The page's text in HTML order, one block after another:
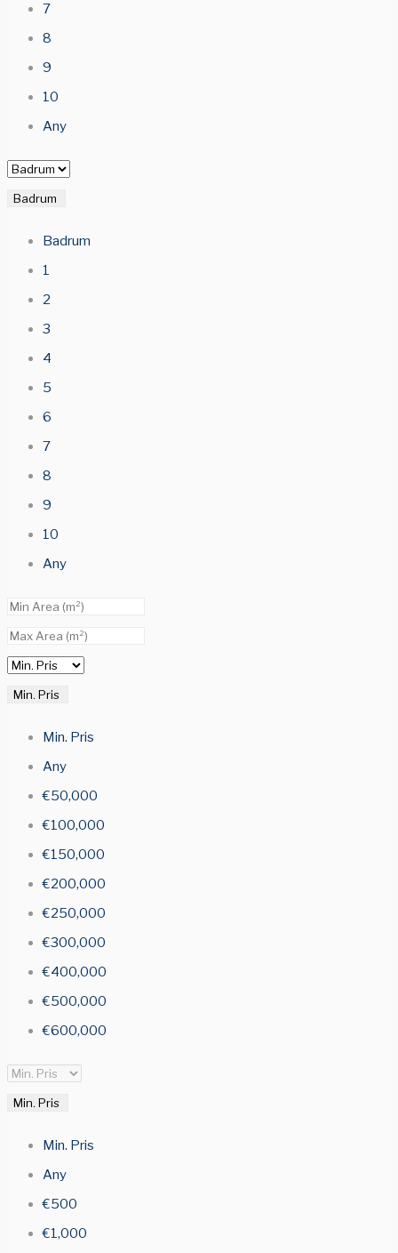
7
8
9
10
Any
Badrum
Badrum
1
2
3
4
5
6
7
8
9
10
Any
Min. Pris
Min. Pris
Any
€50,000
€100,000
€150,000
€200,000
€250,000
€300,000
€400,000
€500,000
€600,000
Min. Pris
Min. Pris
Any
€500
€1,000